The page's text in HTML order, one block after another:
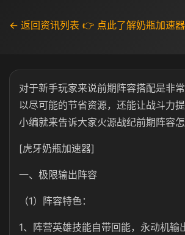
← 返回资讯列表 👉 点此了解奶瓶加速器
对于新手玩家来说前期阵容搭配是非
以尽可能的节省资源，还能让战斗力
小编就来告诉大家火源战纪前期阵容怎
[虎牙奶瓶加速器]
一、极限输出阵容
（1）阵容特色：
1、阵营英雄技能自带回能，永动机输